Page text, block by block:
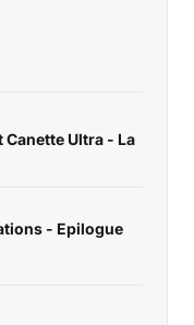
Canette Ultra - La
- Epilogue